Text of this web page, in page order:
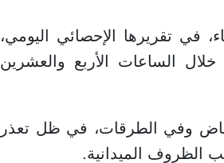
في تقريرها الإحصائي اليومي،
الساعات الأربع والعشرين
وفي الطرقات، في ظل تعذر
الظروف الميدانية.